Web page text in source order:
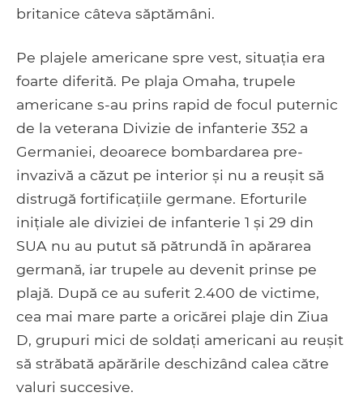
britanice câteva săptămâni.
Pe plajele americane spre vest, situația era
foarte diferită. Pe plaja Omaha, trupele
americane s-au prins rapid de focul puternic
de la veterana Divizie de infanterie 352 a
Germaniei, deoarece bombardarea pre-
invazivă a căzut pe interior și nu a reușit să
distrugă fortificațiile germane. Eforturile
inițiale ale diviziei de infanterie 1 și 29 din
SUA nu au putut să pătrundă în apărarea
germană, iar trupele au devenit prinse pe
plajă. După ce au suferit 2.400 de victime,
cea mai mare parte a oricărei plaje din Ziua
D, grupuri mici de soldați americani au reușit
să străbată apărările deschizând calea către
valuri succesive.